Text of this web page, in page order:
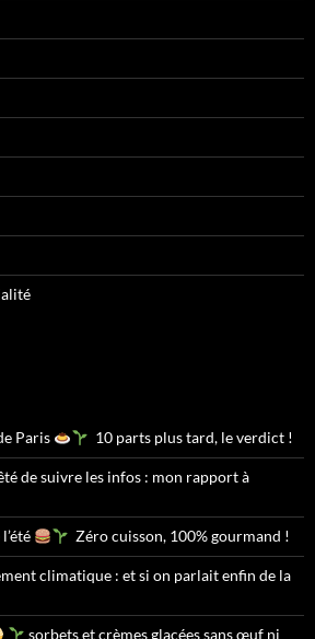
Paris 10 parts plus tard, le verdict !
de suivre les infos : mon rapport à
Zéro cuisson, 100% gourmand !
climatique : et si on parlait enfin de la
sorbets et crèmes glacées sans œuf ni